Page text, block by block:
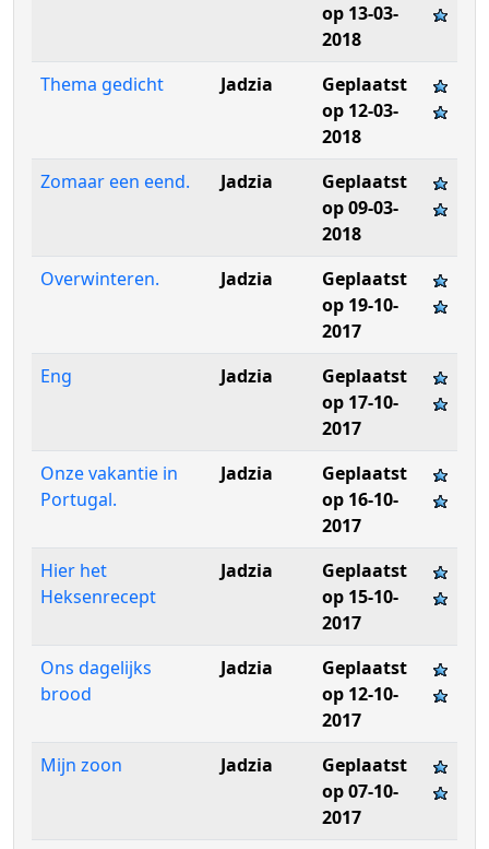
op 13-03-
2018
Thema gedicht
Jadzia
Geplaatst
op 12-03-
2018
Zomaar een eend.
Jadzia
Geplaatst
op 09-03-
2018
Overwinteren.
Jadzia
Geplaatst
op 19-10-
2017
Eng
Jadzia
Geplaatst
op 17-10-
2017
Onze vakantie in
Portugal.
Jadzia
Geplaatst
op 16-10-
2017
Hier het
Heksenrecept
Jadzia
Geplaatst
op 15-10-
2017
Ons dagelijks
brood
Jadzia
Geplaatst
op 12-10-
2017
Mijn zoon
Jadzia
Geplaatst
op 07-10-
2017